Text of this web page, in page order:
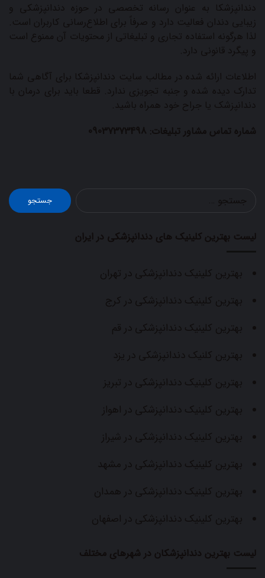
دندانپزشکا به عنوان رسانه تخصصی در حوزه دندانپزشکی و
زیبایی دندان فعالیت دارد و صرفاً برای اطلاع‌رسانی کاربران است.
لذا هرگونه استفاده‌ تجاری و تبلیغاتی از محتویات آن ممنوع است
و پیگرد قانونی دارد.
اطلاعات ارائه شده در مطالب سایت دندانپزشکا برای آگاهی شما
تدارک دیده شده و جنبه تجویزی ندارد. قطعا باید برای درمان با
دندانپزشک یا جراح خود همراه باشید.
شماره تماس مشاور تبلیغات: 09037373498
جستجو
برای:
لیست بهترین کلینیک های دندانپزشکی در ایران
بهترین کلینیک دندانپزشکی در تهران
بهترین کلینیک دندانپزشکی در کرج
بهترین کلینیک دندانپزشکی در قم
بهترین کلنیک دندانپزشکی در یزد
بهترین کلینیک دندانپزشکی در تبریز
بهترین کلینیک دندانپزشکی در اهواز
بهترین کلینیک دندانپزشکی در شیراز
بهترین کلینیک دندانپزشکی در مشهد
بهترین کلینیک دندانپزشکی در همدان
بهترین کلینیک دندانپزشکی در اصفهان
لیست بهترین دندانپزشکان در شهرهای مختلف